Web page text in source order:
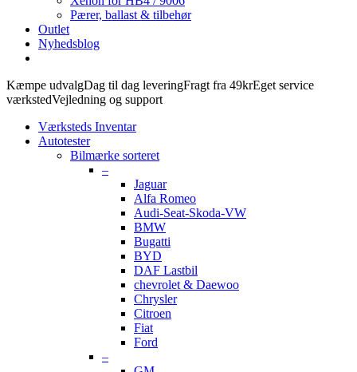
Pærer, ballast & tilbehør
Outlet
Nyhedsblog
Kæmpe udvalgDag til dag leveringFragt fra 49krEget service
værkstedVejledning og support
Værksteds Inventar
Autotester
Bilmærke sorteret
–
Jaguar
Alfa Romeo
Audi-Seat-Skoda-VW
BMW
Bugatti
BYD
DAF Lastbil
chevrolet & Daewoo
Chrysler
Citroen
Fiat
Ford
–